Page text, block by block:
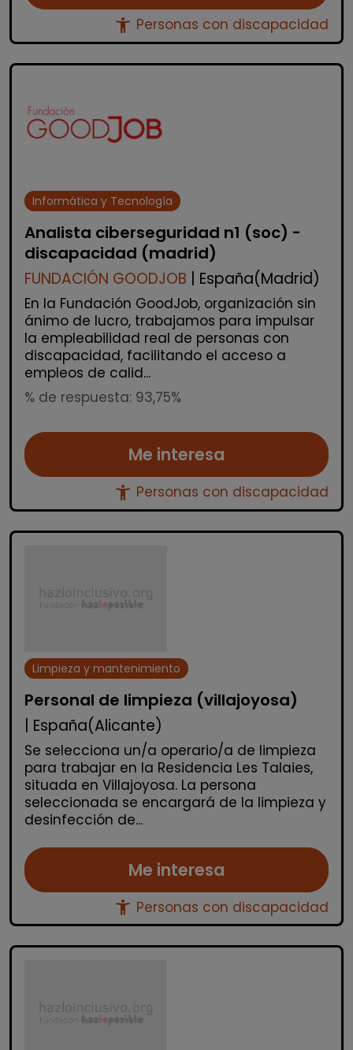
accessibility_new Personas con discapacidad
Informática y Tecnología
Analista ciberseguridad n1 (soc) -
discapacidad (madrid)
FUNDACIÓN GOODJOB | España(Madrid)
En la Fundación GoodJob, organización sin
ánimo de lucro, trabajamos para impulsar
la empleabilidad real de personas con
discapacidad, facilitando el acceso a
empleos de calid...
% de respuesta: 93,75%
Me interesa
accessibility_new Personas con discapacidad
Limpieza y mantenimiento
Personal de limpieza (villajoyosa)
| España(Alicante)
Se selecciona un/a operario/a de limpieza
para trabajar en la Residencia Les Talaies,
situada en Villajoyosa. La persona
seleccionada se encargará de la limpieza y
desinfección de...
Me interesa
accessibility_new Personas con discapacidad